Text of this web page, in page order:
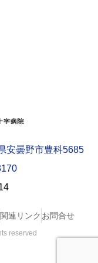
安曇野市豊科5685
関連リンク お問合せ
reserved